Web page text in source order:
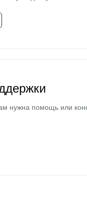
нужна помощь или